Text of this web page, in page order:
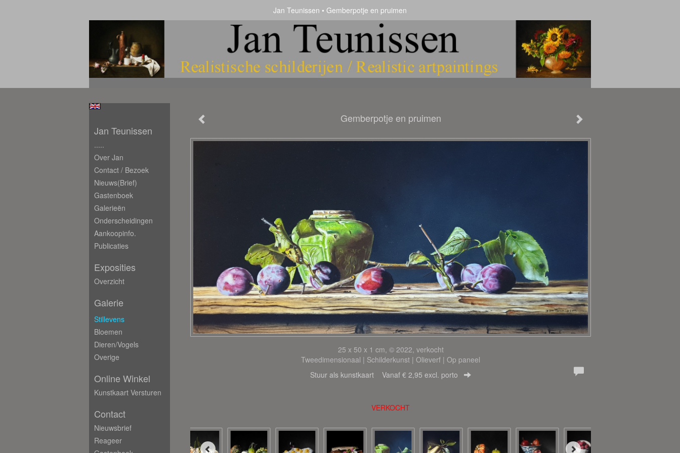
Jan Teunissen Gemberpotje en pruimen
Gemberpotje en pruimen
25 x 50 x 1 cm, © 2022, verkocht
Tweedimensionaal | Schilderkunst | Olieverf | Op paneel
Stuur als kunstkaart Vanaf € 2,95 excl. porto
VERKOCHT
Jan Teunissen
.....
Over Jan
Contact / Bezoek
Nieuws(brief)
Gastenboek
Galerieën
Onderscheidingen
Aankoopinfo.
Publicaties
Exposities
Overzicht
Galerie
Stillevens
Bloemen
Dieren/Vogels
Overige
Online Winkel
Kunstkaart Versturen
Contact
Nieuwsbrief
Reageer